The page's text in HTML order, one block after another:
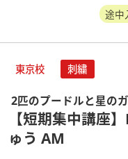
途中
東京校 刺繍
2匹のプードルと星の
【短期集中講座
ゅう AM